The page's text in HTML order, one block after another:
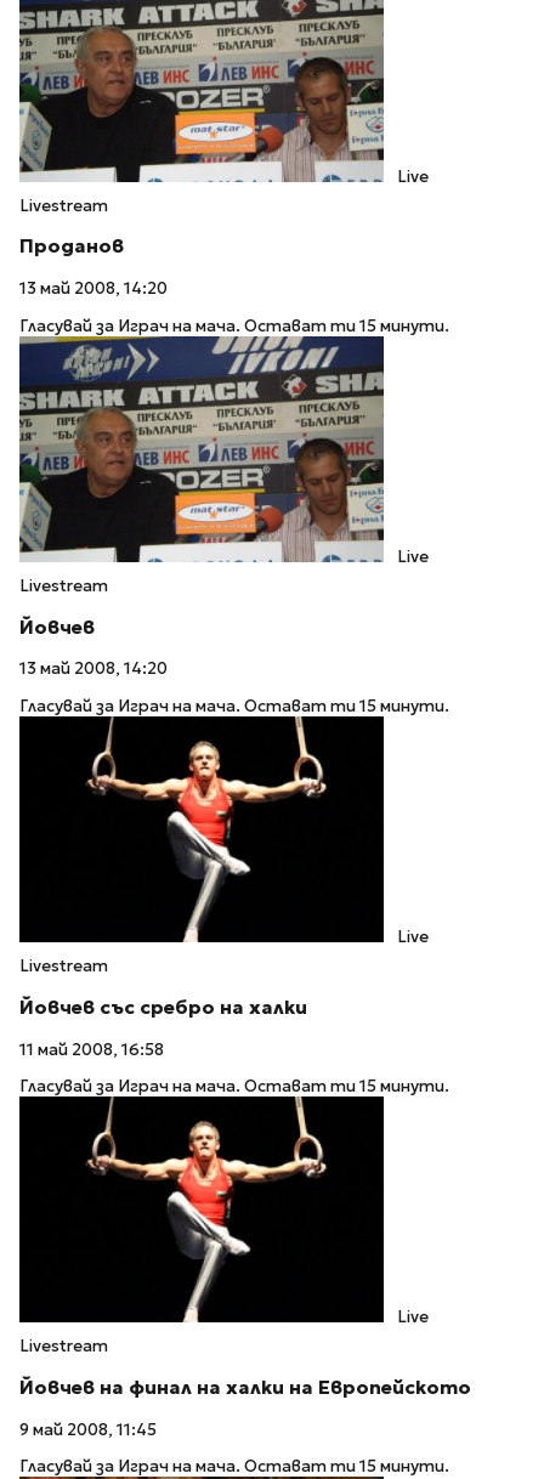
Live
Livestream
Проданов
13 май 2008, 14:20
Гласувай за Играч на мача. Остават ти 15 минути.
Live
Livestream
Йовчев
13 май 2008, 14:20
Гласувай за Играч на мача. Остават ти 15 минути.
Live
Livestream
Йовчев със сребро на халки
11 май 2008, 16:58
Гласувай за Играч на мача. Остават ти 15 минути.
Live
Livestream
Йовчев на финал на халки на Европейското
9 май 2008, 11:45
Гласувай за Играч на мача. Остават ти 15 минути.